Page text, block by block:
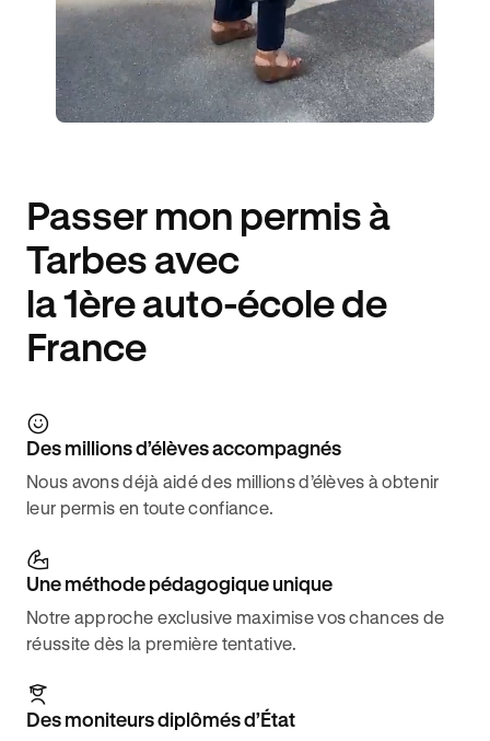
Passer mon permis à
Tarbes avec
la 1ère auto-école de
France
Des millions d’élèves accompagnés
Nous avons déjà aidé des millions d’élèves à obtenir
leur permis en toute confiance.
Une méthode pédagogique unique
Notre approche exclusive maximise vos chances de
réussite dès la première tentative.
Des moniteurs diplômés d’État